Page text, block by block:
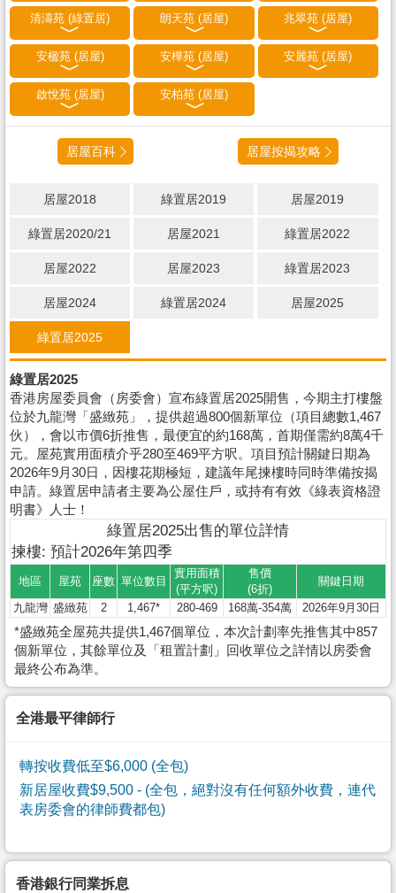
清濤苑 (綠置居) 朗天苑 (居屋) 兆翠苑 (居屋)
安楹苑 (居屋) 安樺苑 (居屋) 安麗苑 (居屋)
啟悅苑 (居屋) 安柏苑 (居屋)
居屋百科 居屋按揭攻略
居屋2018 綠置居2019 居屋2019
綠置居2020/21 居屋2021 綠置居2022
居屋2022 居屋2023 綠置居2023
居屋2024 綠置居2024 居屋2025
綠置居2025
綠置居2025
香港房屋委員會（房委會）宣布綠置居2025開售，今期主打樓盤
位於九龍灣「盛緻苑」，提供超過800個新單位（項目總數1,467
伙），會以市價6折推售，最便宜的約168萬，首期僅需約8萬4千
元。屋苑實用面積介乎280至469平方呎。項目預計關鍵日期為
2026年9月30日，因樓花期極短，建議年尾揀樓時同時準備按揭
申請。綠置居申請者主要為公屋住戶，或持有有效《綠表資格證
明書》人士！
綠置居2025出售的單位詳情
揀樓: 預計2026年第四季
地區 屋苑 座數 單位數目
實用面積
(平方呎)
售價
(6折)
關鍵日期
九龍灣 盛緻苑 2 1,467* 280-469 168萬-354萬 2026年9月30日
*盛緻苑全屋苑共提供1,467個單位，本次計劃率先推售其中857
個新單位，其餘單位及「租置計劃」回收單位之詳情以房委會
最終公布為準。
全港最平律師行
轉按收費低至$6,000 (全包)
新居屋收費$9,500 - (全包，絕對沒有任何額外收費，連代
表房委會的律師費都包)
香港銀行同業拆息